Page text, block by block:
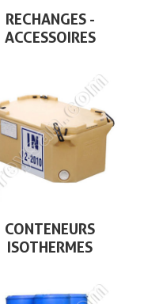
RECHANGES -
ACCESSOIRES
CONTENEURS
ISOTHERMES